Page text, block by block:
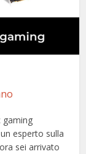
gaming
esperto sulla
sei arrivato